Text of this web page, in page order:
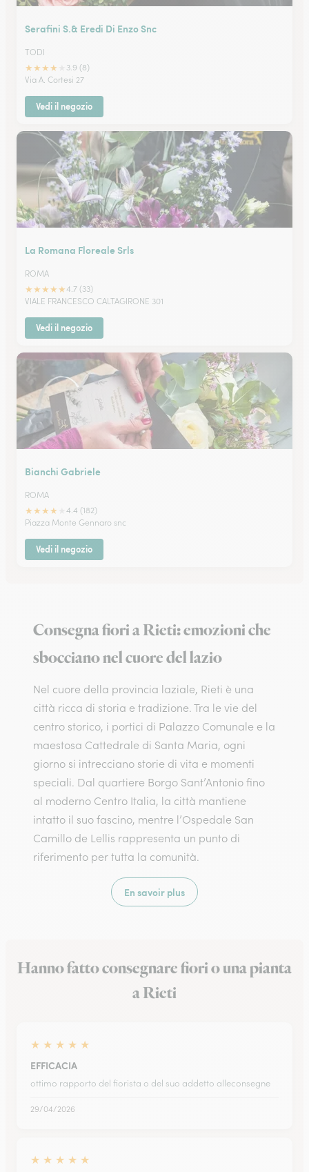
Serafini S.& Eredi Di Enzo Snc
TODI
★★★★
3.9 (8)
Via A. Cortesi 27
Vedi il negozio
La Romana Floreale Srls
ROMA
★★★★★4.7 (33)
VIALE FRANCESCO CALTAGIRONE 301
Vedi il negozio
Bianchi Gabriele
ROMA
★★★★
4.4 (182)
Piazza Monte Gennaro snc
Vedi il negozio
Consegna fiori a Rieti: emozioni che
sbocciano nel cuore del lazio
Nel cuore della provincia laziale, Rieti è una
città ricca di storia e tradizione. Tra le vie del
centro storico, i portici di Palazzo Comunale e la
maestosa Cattedrale di Santa Maria, ogni
giorno si intrecciano storie di vita e momenti
speciali. Dal quartiere Borgo Sant’Antonio fino
al moderno Centro Italia, la città mantiene
intatto il suo fascino, mentre l’Ospedale San
Camillo de Lellis rappresenta un punto di
riferimento per tutta la comunità.
En savoir plus
Hanno fatto consegnare fiori o una pianta
a Rieti
★ ★ ★ ★ ★
EFFICACIA
ottimo rapporto del fiorista o del suo addetto alleconsegne
29/04/2026
★ ★ ★ ★ ★